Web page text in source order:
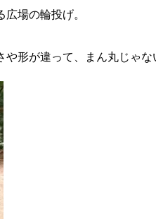
場の輪投げ。
形が違って、まん丸じゃな